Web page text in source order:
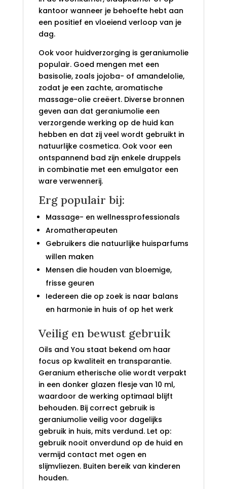
kantoor wanneer je behoefte hebt aan
een positief en vloeiend verloop van je
dag.
Ook voor huidverzorging is geraniumolie
populair. Goed mengen met een
basisolie, zoals jojoba- of amandelolie,
zodat je een zachte, aromatische
massage-olie creëert. Diverse bronnen
geven aan dat geraniumolie een
verzorgende werking op de huid kan
hebben en dat zij veel wordt gebruikt in
natuurlijke cosmetica. Ook voor een
ontspannend bad zijn enkele druppels
in combinatie met een emulgator een
ware verwennerij.
Erg populair bij:
Massage- en wellnessprofessionals
Aromatherapeuten
Gebruikers die natuurlijke huisparfums
willen maken
Mensen die houden van bloemige,
frisse geuren
Iedereen die op zoek is naar balans
en harmonie in huis of op het werk
Veilig en bewust gebruik
Oils and You staat bekend om haar
focus op kwaliteit en transparantie.
Geranium etherische olie wordt verpakt
in een donker glazen flesje van 10 ml,
waardoor de werking optimaal blijft
behouden. Bij correct gebruik is
geraniumolie veilig voor dagelijks
gebruik in huis, mits verdund. Let op:
gebruik nooit onverdund op de huid en
vermijd contact met ogen en
slijmvliezen. Buiten bereik van kinderen
houden.